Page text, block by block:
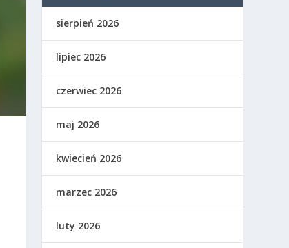
sierpień 2026
lipiec 2026
czerwiec 2026
maj 2026
kwiecień 2026
marzec 2026
luty 2026